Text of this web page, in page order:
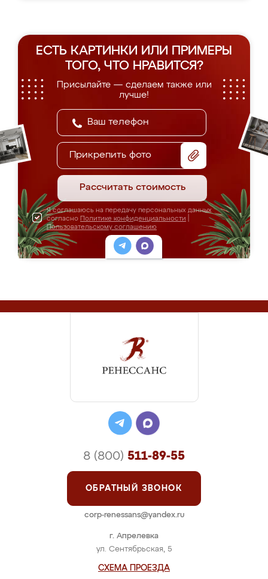
ЕСТЬ КАРТИНКИ ИЛИ ПРИМЕРЫ
ТОГО, ЧТО НРАВИТСЯ?
Присылайте — сделаем также или
лучше!
Прикрепить фото
Рассчитать стоимость
Я соглашаюсь на передачу персональных данных
согласно Политике конфиденциальности
Пользовательскому соглашению
г. Апрелевка
ул. Сентябрьская, 5
СХЕМА ПРОЕЗДА
8 (800) 511-89-55
ОБРАТНЫЙ ЗВОНОК
corp-renessans@yandex.ru